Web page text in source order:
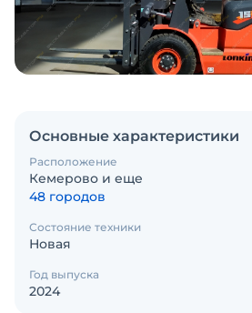
Основные характеристики
Расположение
Кемерово и еще
48 городов
Состояние техники
Новая
Год выпуска
2024